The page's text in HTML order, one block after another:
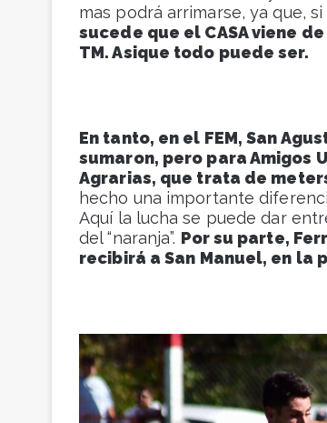
mas podrá arrimarse, ya que,
sucede que el CASA viene
TM. Asique todo puede ser.
En tanto, en el FEM, San
sumaron, pero para Amigos
Agrarias, que trata de
hecho una importante
Aquí la lucha se puede dar
del “naranja”. Por su parte,
recibirá a San Manuel, en